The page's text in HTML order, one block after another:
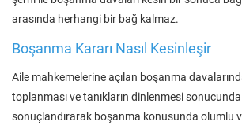
arasında herhangi bir bağ kalmaz.
Boşanma Kararı Nasıl Kesinleşir
Aile mahkemelerine açılan boşanma
toplanması ve tanıkların dinlenmesi
sonuçlandırarak boşanma konusunda olumlu